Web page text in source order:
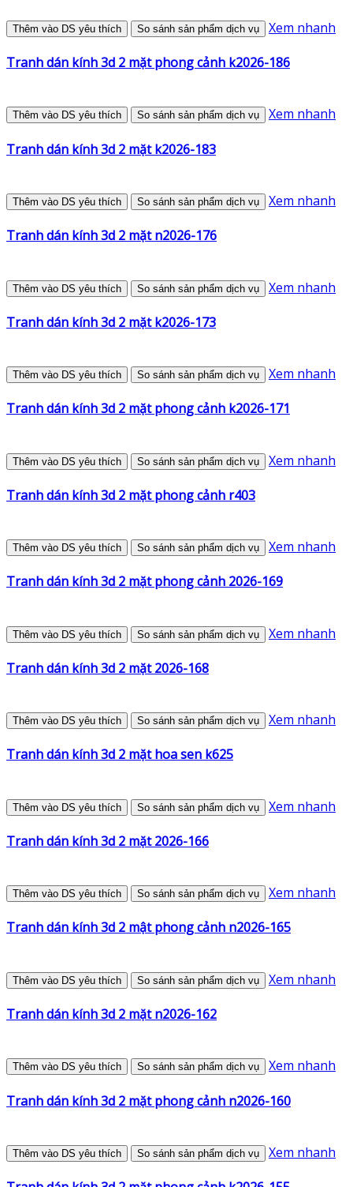
Thêm vào DS yêu thích So sánh sản phẩm dịch vụ Xem nhanh
Tranh dán kính 3d 2 mặt phong cảnh k2026-186
Thêm vào DS yêu thích So sánh sản phẩm dịch vụ Xem nhanh
Tranh dán kính 3d 2 mặt k2026-183
Thêm vào DS yêu thích So sánh sản phẩm dịch vụ Xem nhanh
Tranh dán kính 3d 2 mặt n2026-176
Thêm vào DS yêu thích So sánh sản phẩm dịch vụ Xem nhanh
Tranh dán kính 3d 2 mặt k2026-173
Thêm vào DS yêu thích So sánh sản phẩm dịch vụ Xem nhanh
Tranh dán kính 3d 2 mặt phong cảnh k2026-171
Thêm vào DS yêu thích So sánh sản phẩm dịch vụ Xem nhanh
Tranh dán kính 3d 2 mặt phong cảnh r403
Thêm vào DS yêu thích So sánh sản phẩm dịch vụ Xem nhanh
Tranh dán kính 3d 2 mặt phong cảnh 2026-169
Thêm vào DS yêu thích So sánh sản phẩm dịch vụ Xem nhanh
Tranh dán kính 3d 2 mặt 2026-168
Thêm vào DS yêu thích So sánh sản phẩm dịch vụ Xem nhanh
Tranh dán kính 3d 2 mặt hoa sen k625
Thêm vào DS yêu thích So sánh sản phẩm dịch vụ Xem nhanh
Tranh dán kính 3d 2 mặt 2026-166
Thêm vào DS yêu thích So sánh sản phẩm dịch vụ Xem nhanh
Tranh dán kính 3d 2 mật phong cảnh n2026-165
Thêm vào DS yêu thích So sánh sản phẩm dịch vụ Xem nhanh
Tranh dán kính 3d 2 mặt n2026-162
Thêm vào DS yêu thích So sánh sản phẩm dịch vụ Xem nhanh
Tranh dán kính 3d 2 mặt phong cảnh n2026-160
Thêm vào DS yêu thích So sánh sản phẩm dịch vụ Xem nhanh